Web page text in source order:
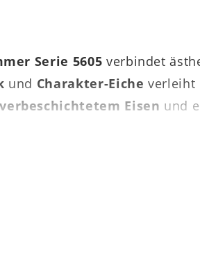
Serie 5605 verbindet
und Charakter-Eiche verleiht
Eisen und